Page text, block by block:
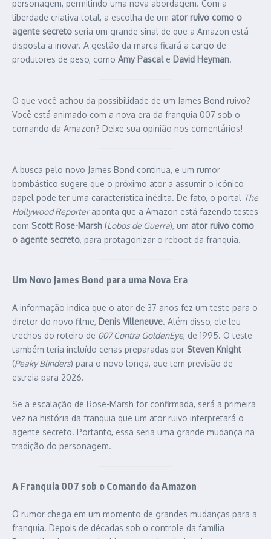
personagem, permitindo uma nova abordagem. Com a
liberdade criativa total, a escolha de um ator ruivo como o
agente secreto seria um grande sinal de que a Amazon está
disposta a inovar. A gestão da marca ficará a cargo de
produtores de peso, como Amy Pascale David Heyman.
O que você achou da possibilidade de um James Bond ruivo?
Você está animado com a nova era da franquia 007 sob o
comando da Amazon? Deixe sua opinião nos comentários!
A busca pelo novo James Bond continua, e um rumor
bombástico sugere que o próximo ator a assumir o icônico
papel pode ter uma característica inédita. De fato, o portal The
Hollywood Reporteraponta que a Amazon está fazendo testes
com Scott Rose-Marsh (Lobos de Guerra), um ator ruivo como
o agente secreto, para protagonizar o reboot da franquia.
Um Novo James Bond para uma Nova Era
A informação indica que o ator de 37 anos fez um teste para o
diretor do novo filme, Denis Villeneuve. Além disso, ele leu
trechos do roteiro de 007 Contra GoldenEye, de 1995. O teste
também teria incluído cenas preparadas por Steven Knight
(Peaky Blinders) para o novo longa, que tem previsão de
estreia para 2026.
Se a escalação de Rose-Marsh for confirmada, será a primeira
vez na história da franquia que um ator ruivo interpretará o
agente secreto. Portanto, essa seria uma grande mudança na
tradição do personagem.
A Franquia 007 sob o Comando da Amazon
O rumor chega em um momento de grandes mudanças para a
franquia. Depois de décadas sob o controle da família